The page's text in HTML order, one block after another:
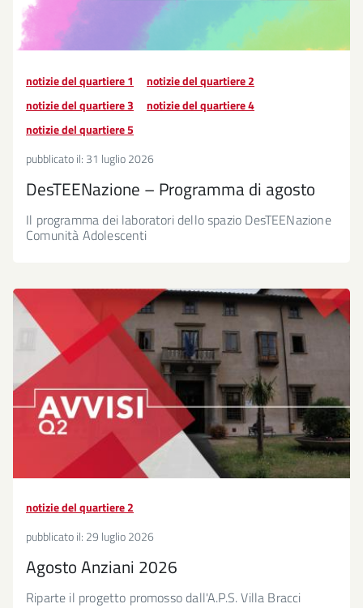
notizie del quartiere 1
notizie del quartiere 2
notizie del quartiere 3
notizie del quartiere 4
notizie del quartiere 5
pubblicato il: 31 luglio 2026
DesTEENazione – Programma di agosto
Il programma dei laboratori dello spazio DesTEENazione
Comunità Adolescenti
notizie del quartiere 2
pubblicato il: 29 luglio 2026
Agosto Anziani 2026
Riparte il progetto promosso dall'A.P.S. Villa Bracci